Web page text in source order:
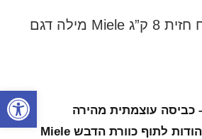
פתח
מכונת כביסה פתח חזית 8 ק”ג Miele מילה דגם
טיפול עדין בכביסה הודות לתוף כוורת הדבש Miele